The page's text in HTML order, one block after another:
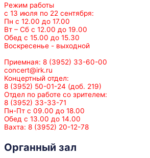
Режим работы
с 13 июля по 22 сентября:
Пн с 12.00 до 17.00
Вт – Сб с 12.00 до 19.00
Обед с 15.00 до 15.30
Воскресенье - выходной
Приемная: 8 (3952) 33-60-00
concert@irk.ru
Концертный отдел:
8 (3952) 50-01-24 (доб. 219)
Отдел по работе со зрителем:
8 (3952) 33-33-71
Пн-Пт с 09.00 до 18.00
Обед с 13.00 до 14.00
Вахта: 8 (3952) 20-12-78
Органный зал